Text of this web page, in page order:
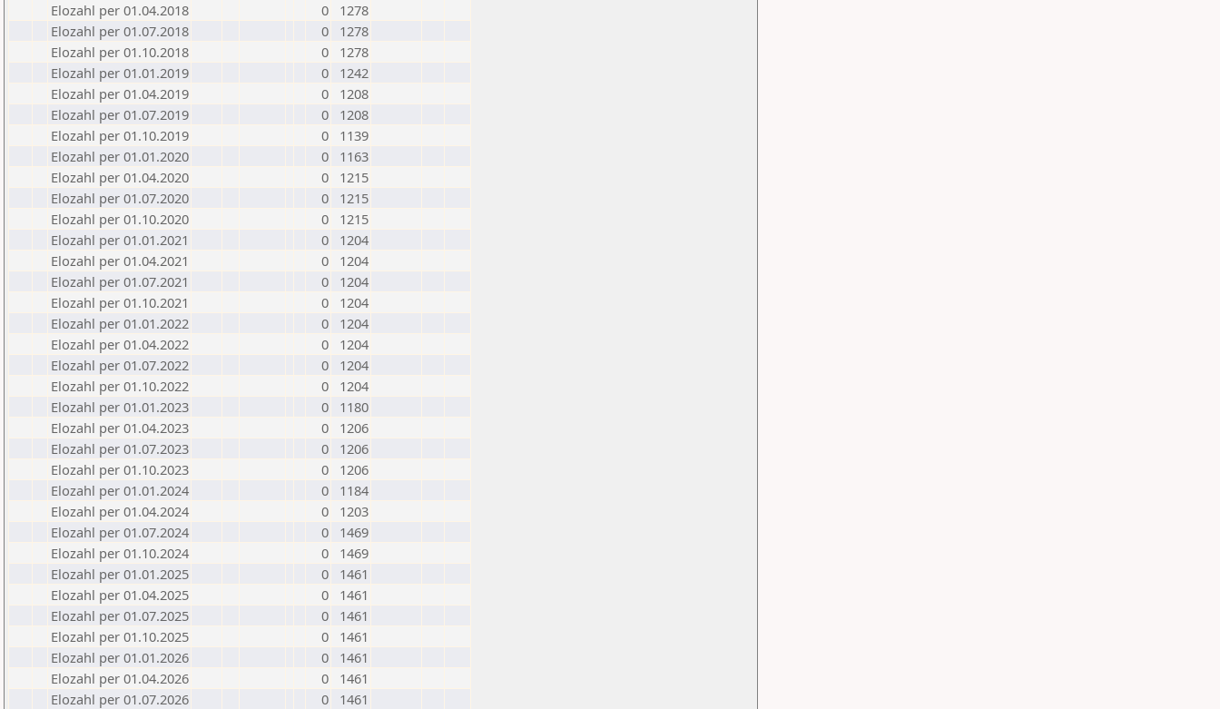
Elozahl per 01.04.2018
0
1278
Elozahl per 01.07.2018
0
1278
Elozahl per 01.10.2018
0
1278
Elozahl per 01.01.2019
0
1242
Elozahl per 01.04.2019
0
1208
Elozahl per 01.07.2019
0
1208
Elozahl per 01.10.2019
0
1139
Elozahl per 01.01.2020
0
1163
Elozahl per 01.04.2020
0
1215
Elozahl per 01.07.2020
0
1215
Elozahl per 01.10.2020
0
1215
Elozahl per 01.01.2021
0
1204
Elozahl per 01.04.2021
0
1204
Elozahl per 01.07.2021
0
1204
Elozahl per 01.10.2021
0
1204
Elozahl per 01.01.2022
0
1204
Elozahl per 01.04.2022
0
1204
Elozahl per 01.07.2022
0
1204
Elozahl per 01.10.2022
0
1204
Elozahl per 01.01.2023
0
1180
Elozahl per 01.04.2023
0
1206
Elozahl per 01.07.2023
0
1206
Elozahl per 01.10.2023
0
1206
Elozahl per 01.01.2024
0
1184
Elozahl per 01.04.2024
0
1203
Elozahl per 01.07.2024
0
1469
Elozahl per 01.10.2024
0
1469
Elozahl per 01.01.2025
0
1461
Elozahl per 01.04.2025
0
1461
Elozahl per 01.07.2025
0
1461
Elozahl per 01.10.2025
0
1461
Elozahl per 01.01.2026
0
1461
Elozahl per 01.04.2026
0
1461
Elozahl per 01.07.2026
0 1461